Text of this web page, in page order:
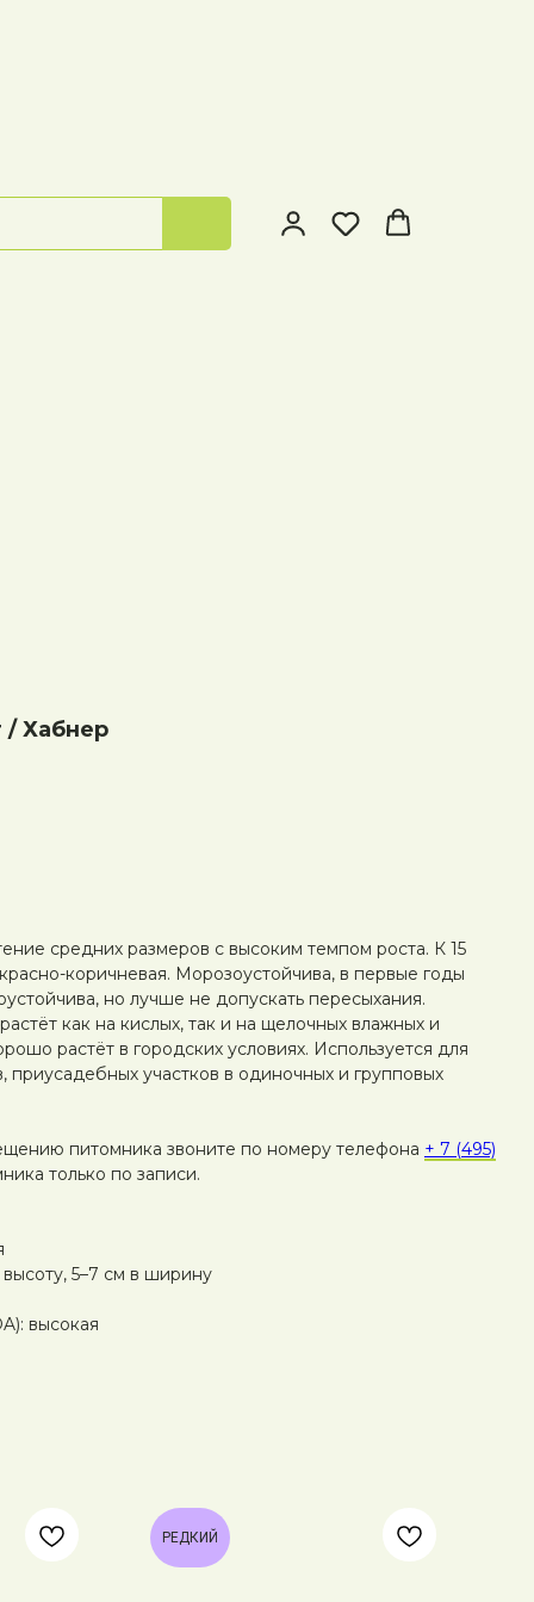
/ Хабнер
средних размеров с высоким темпом роста. К 15
коричневая. Морозоустойчива, в первые годы
но лучше не допускать пересыхания.
как на кислых, так и на щелочных влажных и
растёт в городских условиях. Используется для
приусадебных участков в одиночных и групповых
питомника звоните по номеру телефона + 7 (495)
только по записи.
высоту, 5–7 см в ширину
высокая
РЕДКИЙ